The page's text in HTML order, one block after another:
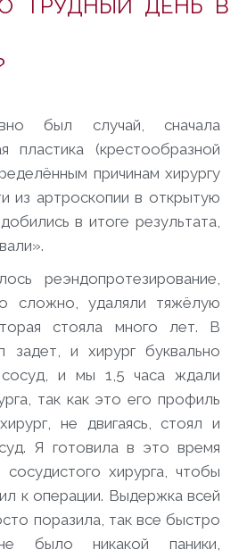
ТРУДНЫЙ ДЕНЬ В
был случай, сначала
пластика (крестообразной
причинам хирургу
из артроскопии в открытую
в итоге результата,
реэндопротезирование,
сложно, удаляли тяжёлую
стояла много лет. В
задет, и хирург буквально
сосуд, и мы 1,5 часа ждали
так как это его профиль
не двигаясь, стоял и
Я готовила в это время
хирурга, чтобы
к операции. Выдержка всей
поразила, так все быстро
не было никакой паники,